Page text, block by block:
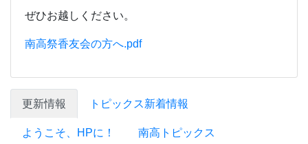
ぜひお越しください。
南高祭香友会の方へ.pdf
更新情報 トピックス新着情報
ようこそ、HPに！ 南高トピックス